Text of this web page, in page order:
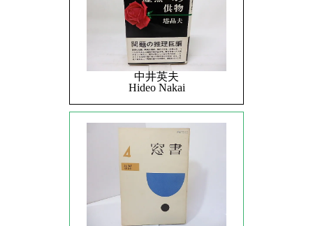
中井英夫
Hideo Nakai